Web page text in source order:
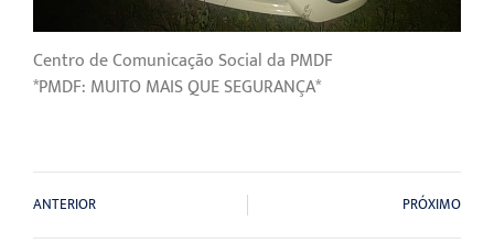
Centro de Comunicação Social da PMDF
*PMDF: MUITO MAIS QUE SEGURANÇA*
ANTERIOR PRÓXIMO